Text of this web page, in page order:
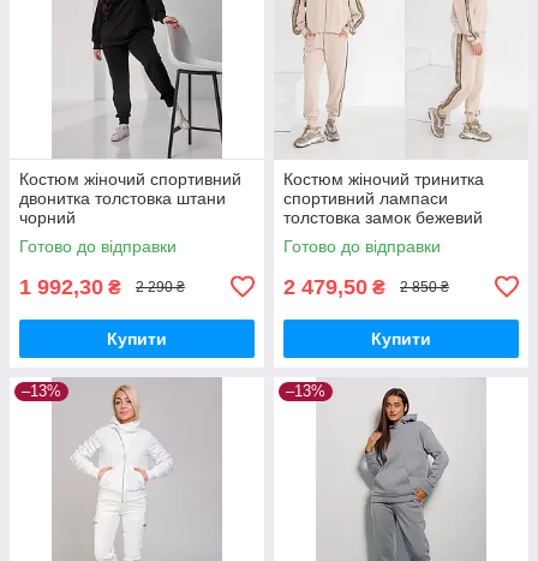
Костюм жіночий спортивний
двонитка толстовка штани
чорний
Готово до відправки
1 992,30 ₴ 2 290 ₴
Купити
Костюм жіночий тринитка
спортивний лампаси
толстовка замок бежевий
Готово до відправки
2 479,50 ₴ 2 850 ₴
Купити
–13% –13%